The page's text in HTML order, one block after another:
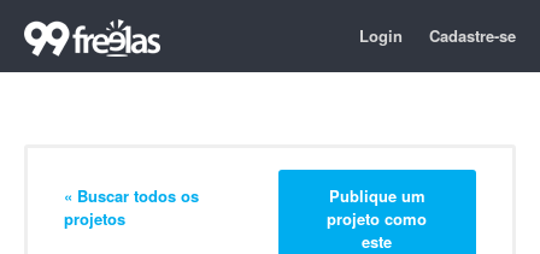
Login Cadastre-se
« Buscar todos os
projetos
Publique um
projeto como
este